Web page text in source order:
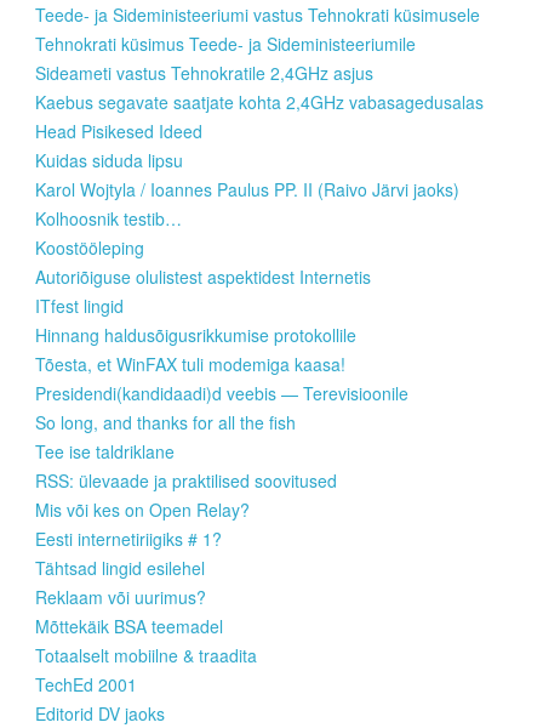
Teede- ja Sideministeeriumi vastus Tehnokrati küsimusele
Tehnokrati küsimus Teede- ja Sideministeeriumile
Sideameti vastus Tehnokratile 2,4GHz asjus
Kaebus segavate saatjate kohta 2,4GHz vabasagedusalas
Head Pisikesed Ideed
Kuidas siduda lipsu
Karol Wojtyla / Ioannes Paulus PP. II (Raivo Järvi jaoks)
Kolhoosnik testib…
Koostööleping
Autoriõiguse olulistest aspektidest Internetis
ITfest lingid
Hinnang haldusõigusrikkumise protokollile
Tõesta, et WinFAX tuli modemiga kaasa!
Presidendi(kandidaadi)d veebis — Terevisioonile
So long, and thanks for all the fish
Tee ise taldriklane
RSS: ülevaade ja praktilised soovitused
Mis või kes on Open Relay?
Eesti internetiriigiks # 1?
Tähtsad lingid esilehel
Reklaam või uurimus?
Mõttekäik BSA teemadel
Totaalselt mobiilne & traadita
TechEd 2001
Editorid DV jaoks